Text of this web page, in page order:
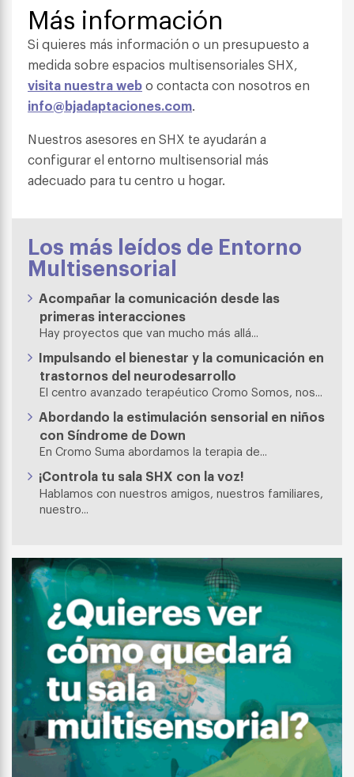
Más información
Si quieres más información o un presupuesto a
medida sobre espacios multisensoriales SHX,
visita nuestra webo contacta con nosotros en
info@bjadaptaciones.com.
Nuestros asesores en SHX te ayudarán a
configurar el entorno multisensorial más
adecuado para tu centro u hogar.
Los más leídos de Entorno
Multisensorial
Acompañar la comunicación desde las
primeras interacciones
Hay proyectos que van mucho más allá...
Impulsando el bienestar y la comunicación en
trastornos del neurodesarrollo
El centro avanzado terapéutico Cromo Somos, nos...
Abordando la estimulación sensorial en niños
con Síndrome de Down
En Cromo Suma abordamos la terapia de...
¡Controla tu sala SHX con la voz!
Hablamos con nuestros amigos, nuestros familiares,
nuestro...